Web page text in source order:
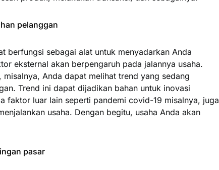
pelanggan
berfungsi sebagai alat untuk menyadarkan Anda
eksternal akan berpengaruh pada jalannya usaha.
Anda dapat melihat trend yang sedang
Trend ini dapat dijadikan bahan untuk inovasi
faktor luar lain seperti pandemi covid-19 misalnya, juga
usaha. Dengan begitu, usaha Anda akan
pasar